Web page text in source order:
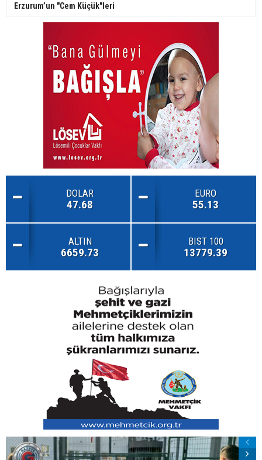
Erzurum’un "Cem Küçük"leri
DOLAR
47.68
EURO
55.13
ALTIN
6659.73
BIST 100
13779.39